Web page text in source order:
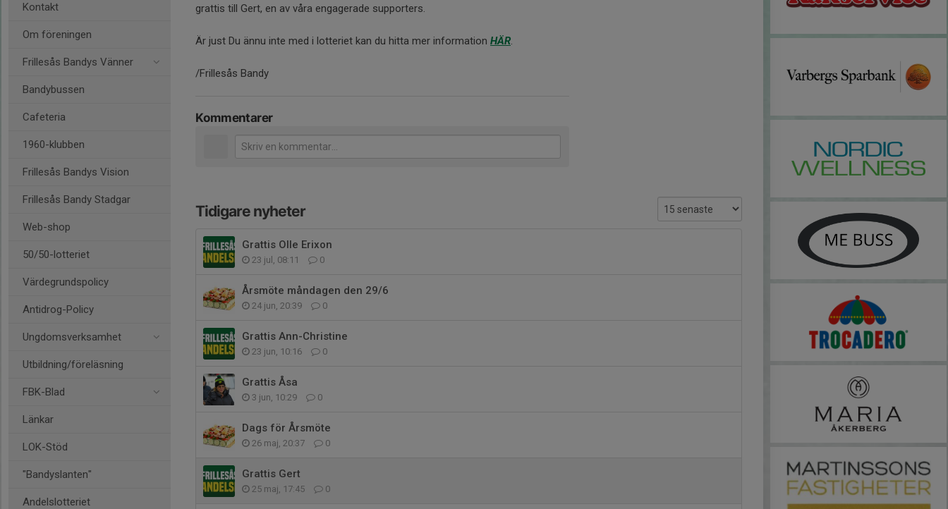
Kontakt
Om föreningen
Frillesås Bandys Vänner
Bandybussen
Cafeteria
1960-klubben
Frillesås Bandys Vision
Frillesås Bandy Stadgar
Web-shop
50/50-lotteriet
Värdegrundspolicy
Antidrog-Policy
Ungdomsverksamhet
Utbildning/föreläsning
FBK-Blad
Länkar
LOK-Stöd
"Bandyslanten"
Andelslotteriet
grattis till Gert, en av våra engagerade supporters.
Är just Du ännu inte med i lotteriet kan du hitta mer information HÄR.
/Frillesås Bandy
Kommentarer
Tidigare nyheter
Grattis Olle Erixon
23 jul, 08:11 0
Årsmöte måndagen den 29/6
24 jun, 20:39 0
Grattis Ann-Christine
23 jun, 10:16 0
Grattis Åsa
3 jun, 10:29 0
Dags för Årsmöte
26 maj, 20:37 0
Grattis Gert
25 maj, 17:45 0